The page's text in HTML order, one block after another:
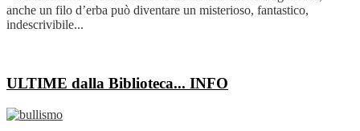
anche un filo d’erba può diventare un misterioso, fantastico,
indescrivibile...
ULTIME dalla Biblioteca... INFO